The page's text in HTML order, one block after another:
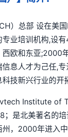
总部 设在美国
业培训机构,设
西欧和东亚;2000
息人才为己任,
技新兴行业的开
Institute of
；是北美著名的
州，2000年进入